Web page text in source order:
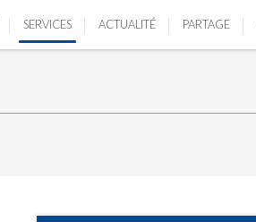
SERVICES ACTUALITÉ PARTAGE